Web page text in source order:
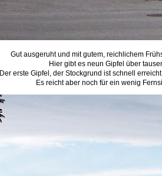
Gut ausgeruht und mit gutem, reichlichem
Hier gibt es neun Gipfel über
Der erste Gipfel, der Stockgrund ist schnell
Es reicht aber noch für ein wenig